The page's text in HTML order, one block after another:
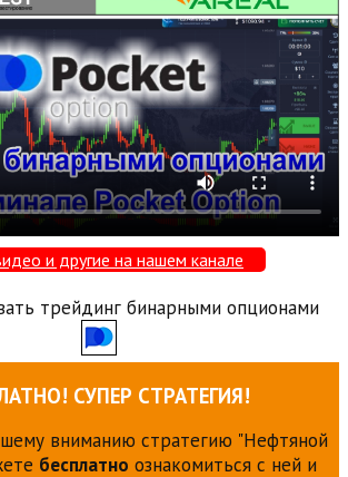
и другие на нашем канале
трейдинг бинарными опционами
СУПЕР СТРАТЕГИЯ!
вниманию стратегию "Нефтяной
бесплатно ознакомиться с ней и